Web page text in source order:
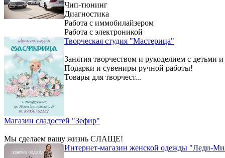
Чип-тюнинг
Диагностика
Работа с иммобилайзером
Работа с электроникой
Творческая студия "Мастерица"
Занятия творчеством и рукоделием с детьми
Подарки и сувениры ручной работы!
Товары для творчест...
Магазин сладостей "Зефир"
Мы сделаем вашу жизнь СЛАЩЕ!
Интернет-магазин женской одежды "Леди-